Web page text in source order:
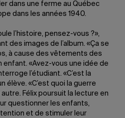
dans une ferme au Québec
dans les années 1940.
l’histoire, pensez-vous ?»,
des images de l’album. «Ça se
à cause des vêtements des
enfant. «Avez-vous une idée de
l’étudiant. «C’est la
élève. «C’est quoi la guerre
Félix poursuit la lecture en
questionner les enfants,
et de stimuler leur